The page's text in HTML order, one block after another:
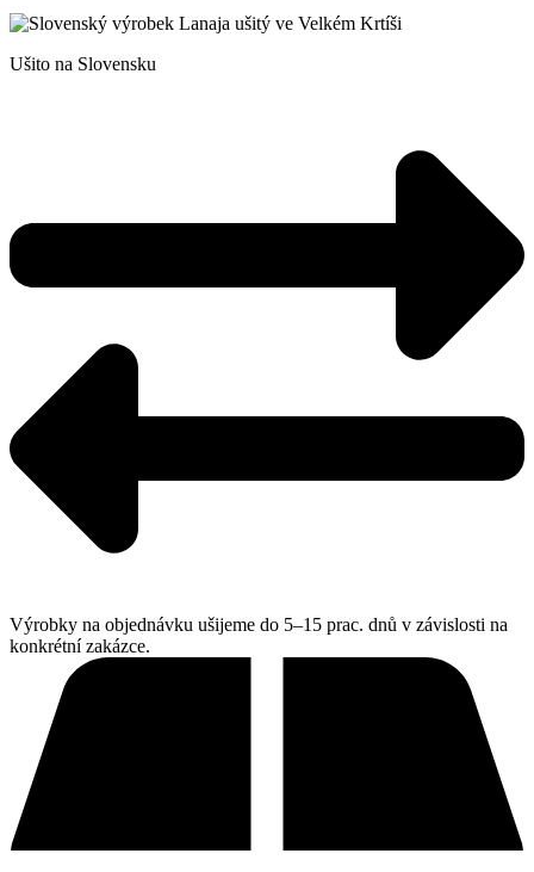
Ušito na Slovensku
Výrobky na objednávku ušijeme do 5–15 prac. dnů v závislosti na
konkrétní zakázce.